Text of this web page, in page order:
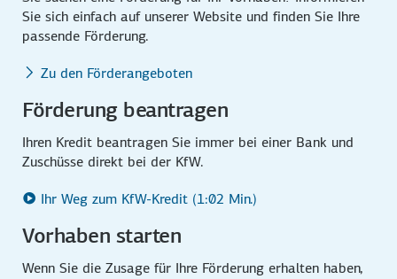
Sie sich einfach auf unserer Website und finden Sie Ihre
passende Förderung.
Zu den Förderangeboten
Förderung beantragen
Ihren Kredit beantragen Sie immer bei einer Bank und
Zuschüsse direkt bei der KfW.
Ihr Weg zum KfW-Kredit (1:02 Min.)
Vorhaben starten
Wenn Sie die Zusage für Ihre Förderung erhalten haben,